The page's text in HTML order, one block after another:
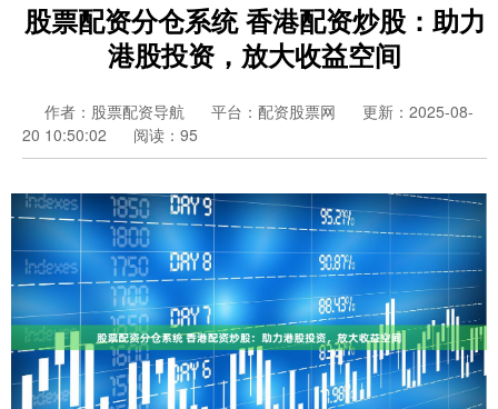
股票配资分仓系统 香港配资炒股：助力
港股投资，放大收益空间
作者：股票配资导航 平台：配资股票网
更新：2025-08-
20 10:50:02
阅读：95